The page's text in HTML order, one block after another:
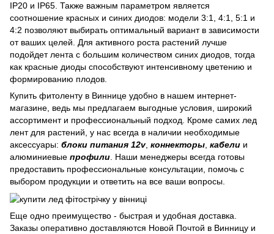
IP20 и IP65. Также важным параметром является
соотношение красных и синих диодов: модели 3:1, 4:1, 5:1 и
4:2 позволяют выбирать оптимальный вариант в зависимости
от ваших целей. Для активного роста растений лучше
подойдет лента с большим количеством синих диодов, тогда
как красные диоды способствуют интенсивному цветению и
формированию плодов.
Купить фитоленту в Виннице удобно в нашем интернет-
магазине, ведь мы предлагаем выгодные условия, широкий
ассортимент и профессиональный подход. Кроме самих лед
лент для растений, у нас всегда в наличии необходимые
аксессуары: блоки питания 12v, коннекторы, кабели и
алюминиевые профили. Наши менеджеры всегда готовы
предоставить профессиональные консультации, помочь с
выбором продукции и ответить на все ваши вопросы.
Еще одно преимущество - быстрая и удобная доставка.
Заказы оперативно доставляются Новой Почтой в Винницу и